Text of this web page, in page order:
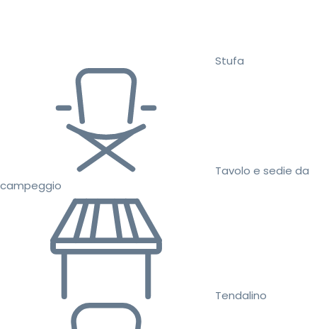
Stufa
Tavolo e sedie da
campeggio
Tendalino